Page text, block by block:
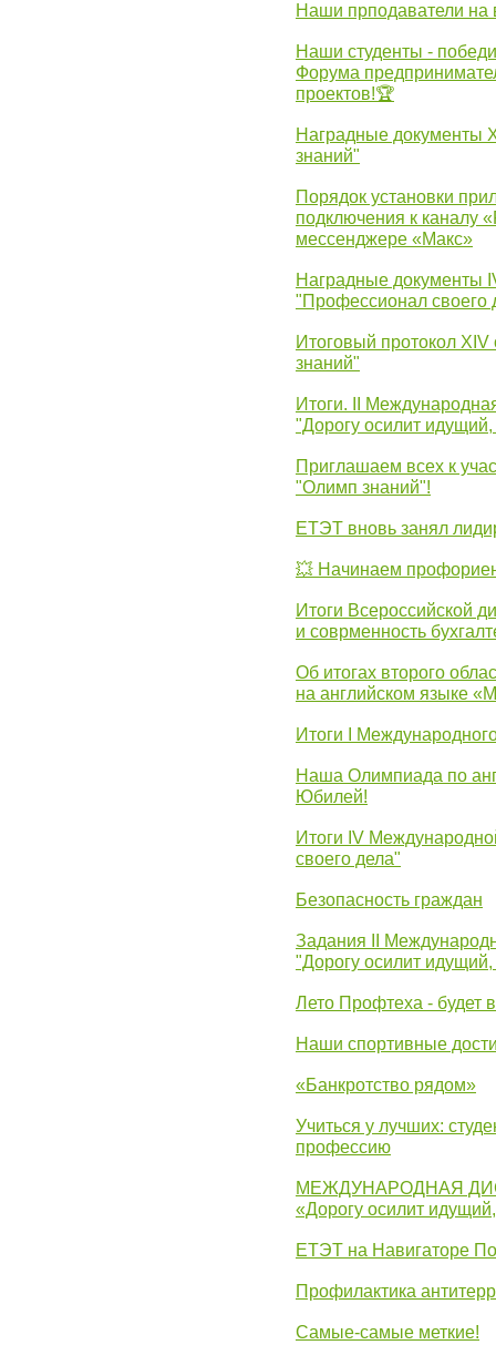
Наши прподаватели
Наши студенты -
Форума
проектов!🏆
Наградные документы
знаний"
Порядок установки
подключения к каналу
мессенджере «Макс»
Наградные документы
"Профессионал своего
Итоговый протокол
знаний"
Итоги. II
"Дорогу осилит
Приглашаем всех к
"Олимп знаний"!
ЕТЭТ вновь занял
💥 Начинаем
Итоги Всероссийской
и соврменность
Об итогах второго
на английском языке
Итоги I
Наша Олимпиада по
Юбилей!
Итоги IV
своего дела"
Безопасность граждан
Задания II
"Дорогу осилит
Лето Профтеха - будет
Наши спортивные
«Банкротство рядом»
Учиться у лучших:
профессию
МЕЖДУНАРОДНАЯ
«Дорогу осилит
ЕТЭТ на Навигаторе
Профилактика
Самые-самые меткие!